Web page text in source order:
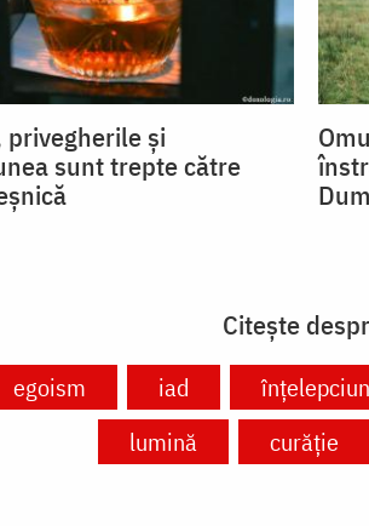
privegherile și
sunt trepte către
Citește
egoism iad
lumină
curăție